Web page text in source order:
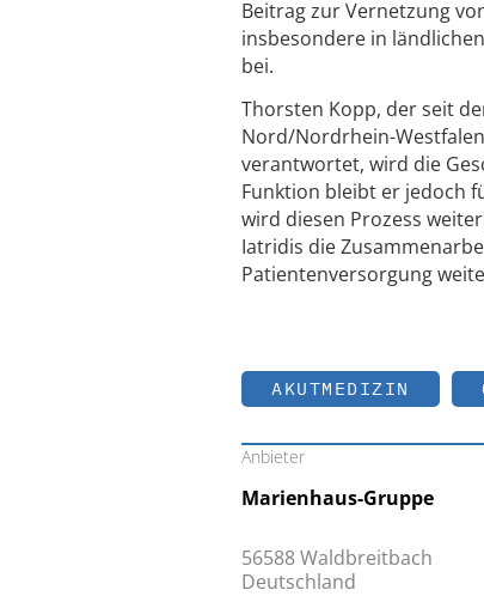
Beitrag zur Vernetzung
insbesondere in
bei.
Thorsten Kopp, der seit
Nord/Nordrhein-
verantwortet, wird die
Funktion bleibt er jedoch
wird diesen Prozess
Iatridis die
Patientenversorgung
AKUTMEDIZIN
Anbieter
Marienhaus-Gruppe
56588 Waldbreitbach
Deutschland